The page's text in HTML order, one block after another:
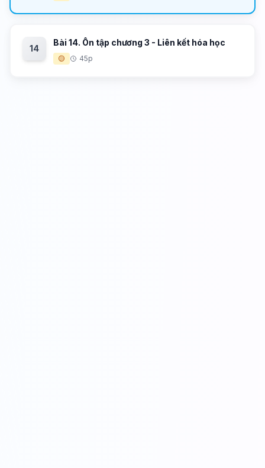
14
Bài 14. Ôn tập chương 3 - Liên kết hóa học
🟡 45p